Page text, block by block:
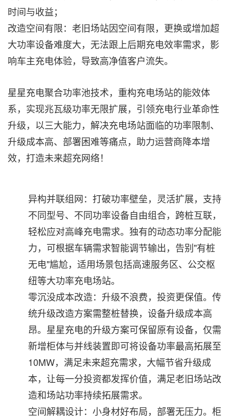
时间与收益；
改造空间有限：老旧场站因空间有限，更换或增加超
大功率设备难度大，无法跟上后期充电效率需求，影
响车主充电体验，导致高净值客户流失。
星星充电聚合功率池技术，重构充电场站的能效体
系，实现兆瓦级功率无限扩展，引领充电行业革命性
升级，以三大能力，解决充电场站面临的功率限制、
升级成本高、部署困难等痛点，助力运营商降本增
效，打造未来超充网络！
异构并联组网：打破功率壁垒，灵活扩展，支持
不同型号、不同功率设备自由组合，跨桩互联，
轻松应对高峰充电需求。独有的动态功率分配能
力，可根据车辆需求智能调节输出，告别"有桩
无电"尴尬，适用场景包括高速服务区、公交枢
纽等大功率充电场站。
零沉没成本改造：升级不浪费，投资更保值。传
统升级改造方案需整桩替换，设备升级成本高
昂。 星星充电的升级方案可保留原有设备，仅需
新增柜体与并线装置即可将设备功率最高拓展至
10MW，满足未来超充需求，大幅节省升级成
本，让每一分投资都发挥价值，满足老旧场站改
造和场站功率持续拓展需求。
空间解耦设计：小身材好布局，部署无压力。柜